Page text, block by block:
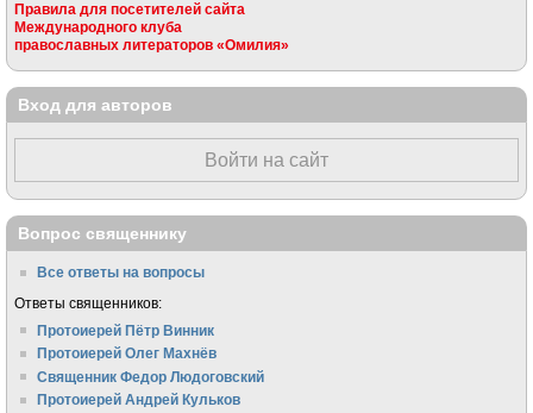
Правила для посетителей сайта
Международного клуба
православных литераторов «Омилия»
Вход для авторов
Войти на сайт
Вопрос священнику
Все ответы на вопросы
Ответы священников:
Протоиерей Пётр Винник
Протоиерей Олег Махнёв
Священник Федор Людоговский
Протоиерей Андрей Кульков